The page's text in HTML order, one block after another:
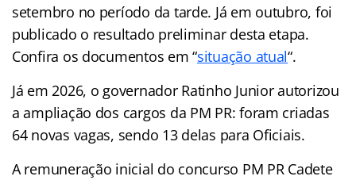
setembro no período da tarde. Já em outubro, foi
publicado o resultado preliminar desta etapa.
Confira os documentos em “situação atual“.
Já em 2026, o governador Ratinho Junior autorizou
a ampliação dos cargos da PM PR: foram criadas
64 novas vagas, sendo 13 delas para Oficiais.
A remuneração inicial do concurso PM PR Cadete